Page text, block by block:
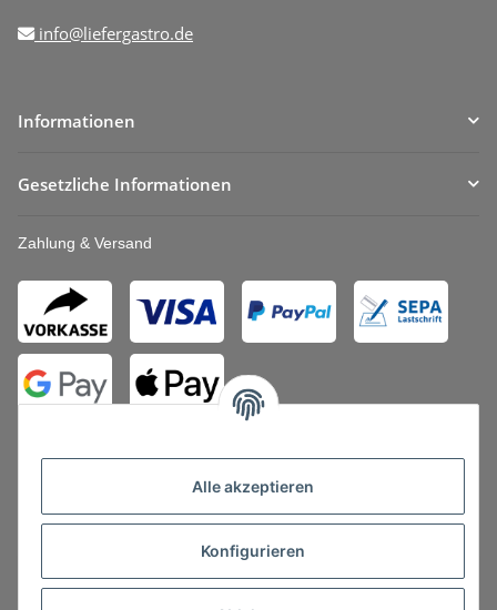
Alle akzeptieren
Konfigurieren
info@liefergastro.de
Informationen
Gesetzliche Informationen
Zahlung & Versand
Vertrag widerrufen